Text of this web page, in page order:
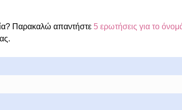
Παρακαλώ απαντήστε5 ερωτήσεις για το